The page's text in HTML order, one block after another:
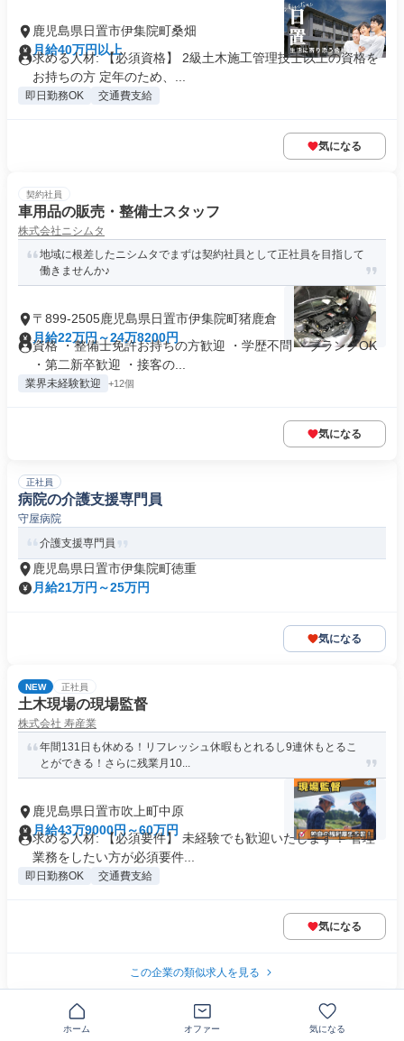
鹿児島県日置市伊集院町桑畑
月給40万円以上
求める人材: 【必須資格】 2級土木施工管理技士以上の資格を
お持ちの方 定年のため、...
即日勤務OK 交通費支給
気になる
契約社員
車用品の販売・整備士スタッフ
株式会社ニシムタ
地域に根差したニシムタでまずは契約社員として正社員を目指して
働きませんか♪
〒899-2505鹿児島県日置市伊集院町猪鹿倉
月給22万円～24万8200円
資格 ・整備士免許お持ちの方歓迎 ・学歴不問 ・ブランクOK
・第二新卒歓迎 ・接客の...
業界未経験歓迎 +12個
気になる
正社員
病院の介護支援専門員
守屋病院
介護支援専門員
鹿児島県日置市伊集院町徳重
月給21万円～25万円
気になる
NEW 正社員
土木現場の現場監督
株式会社 寿産業
年間131日も休める！リフレッシュ休暇もとれるし9連休もとるこ
とができる！さらに残業月10...
鹿児島県日置市吹上町中原
月給43万9000円～60万円
求める人材: 【必須要件】 未経験でも歓迎いたします！ 管理
業務をしたい方が必須要件...
即日勤務OK 交通費支給
気になる
この企業の類似求人を見る
ソフトバンク・携帯販売の受付事務
ホーム オファー 気になる